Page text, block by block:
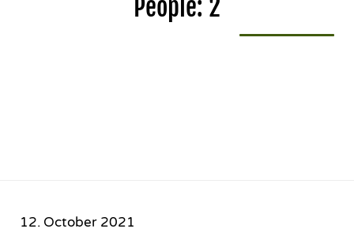
People: 2
12. October 2021